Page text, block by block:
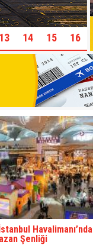
13 14 15 16
Havalimanı’nda
Şenliği